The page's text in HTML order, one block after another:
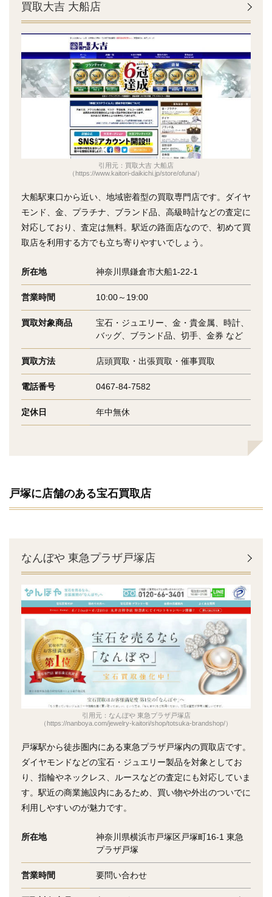
買取大吉 大船店
引用元：買取大吉 大船店
（https://www.kaitori-daikichi.jp/store/ofuna/）
大船駅東口から近い、地域密着型の買取専門店です。ダイヤ
モンド、金、プラチナ、ブランド品、高級時計などの査定に
対応しており、査定は無料。駅近の路面店なので、初めて買
取店を利用する方でも立ち寄りやすいでしょう。
所在地 神奈川県鎌倉市大船1-22-1
営業時間 10:00～19:00
買取対象商品
宝石・ジュエリー、金・貴金属、時計、
バッグ、ブランド品、切手、金券 など
買取方法 店頭買取・出張買取・催事買取
電話番号 0467-84-7582
定休日 年中無休
戸塚に店舗のある宝石買取店
なんぼや 東急プラザ戸塚店
引用元：なんぼや 東急プラザ戸塚店
（https://nanboya.com/jewelry-kaitori/shop/totsuka-brandshop/）
戸塚駅から徒歩圏内にある東急プラザ戸塚内の買取店です。
ダイヤモンドなどの宝石・ジュエリー製品を対象としてお
り、指輪やネックレス、ルースなどの査定にも対応していま
す。駅近の商業施設内にあるため、買い物や外出のついでに
利用しやすいのが魅力です。
所在地
神奈川県横浜市戸塚区戸塚町16-1 東急
プラザ戸塚
営業時間 要問い合わせ